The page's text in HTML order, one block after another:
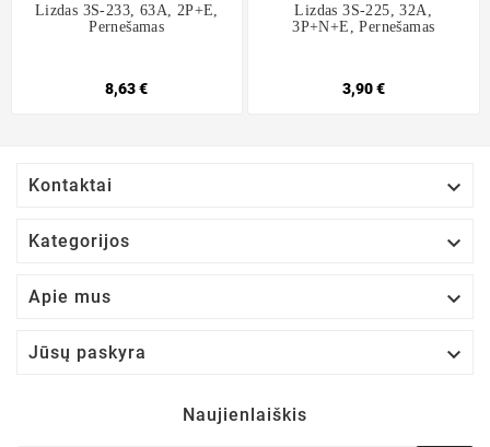
Lizdas 3S-233, 63A, 2P+E,
Pernešamas
8,63 €
Lizdas 3S-225, 32A,
3P+N+E, Pernešamas
3,90 €
Kontaktai 
Kategorijos 
Apie mus 
Jūsų paskyra 
Naujienlaiškis